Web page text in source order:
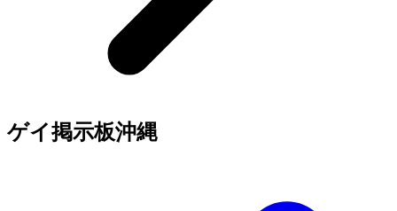
ゲイ掲示板沖縄